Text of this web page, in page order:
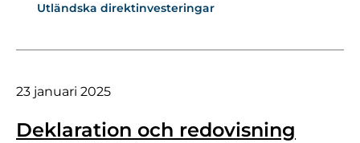
Utländska direktinvesteringar
23 januari 2025
Deklaration och redovisning